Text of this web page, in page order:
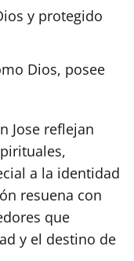
y protegido
Dios, posee
Jose reflejan
a la identidad
resuena con
que
y el destino de